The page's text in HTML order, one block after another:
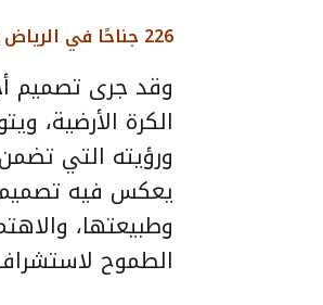
226 جناحًا في الرياض إكسبو 2030
الكرة الأرضية،
ورؤيته التي
يعكس فيه تصميم
وطبيعتها،
الطموح